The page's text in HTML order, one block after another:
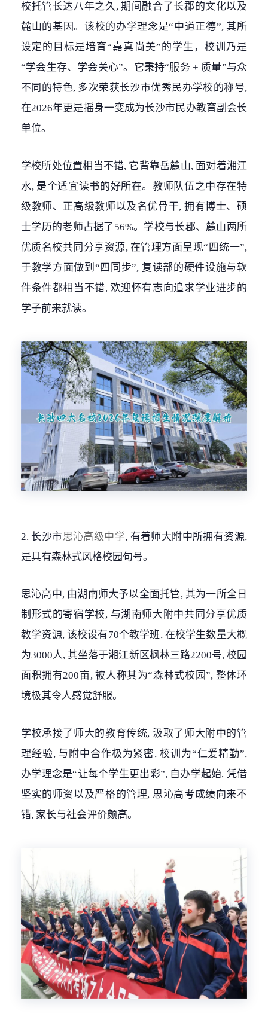
校托管长达八年之久, 期间融合了长郡的文化以及
麓山的基因。该校的办学理念是“中道正德”, 其所
设定的目标是培育“嘉真尚美”的学生，校训乃是
“学会生存、学会关心”。它秉持“服务 + 质量”与众
不同的特色, 多次荣获长沙市优秀民办学校的称号,
在2026年更是摇身一变成为长沙市民办教育副会长
单位。
学校所处位置相当不错, 它背靠岳麓山, 面对着湘江
水, 是个适宜读书的好所在。教师队伍之中存在特
级教师、正高级教师以及名优骨干, 拥有博士、硕
士学历的老师占据了56%。学校与长郡、麓山两所
优质名校共同分享资源, 在管理方面呈现“四统一”,
于教学方面做到“四同步”, 复读部的硬件设施与软
件条件都相当不错, 欢迎怀有志向追求学业进步的
学子前来就读。
2. 长沙市思沁高级中学, 有着师大附中所拥有资源,
是具有森林式风格校园句号。
思沁高中, 由湖南师大予以全面托管, 其为一所全日
制形式的寄宿学校, 与湖南师大附中共同分享优质
教学资源, 该校设有70个教学班, 在校学生数量大概
为3000人, 其坐落于湘江新区枫林三路2200号, 校园
面积拥有200亩, 被人称其为“森林式校园”, 整体环
境极其令人感觉舒服。
学校承接了师大的教育传统, 汲取了师大附中的管
理经验, 与附中合作极为紧密, 校训为“仁爱精勤”,
办学理念是“让每个学生更出彩”, 自办学起始, 凭借
坚实的师资以及严格的管理, 思沁高考成绩向来不
错, 家长与社会评价颇高。